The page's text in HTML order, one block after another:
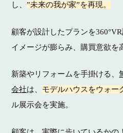
し、”未来の我が家”を再現。
顧客が設計したプランを
イメージが膨らみ、購買意欲を
新築やリフォームを手掛ける、
会社は、 モデルハウスをウォー
ル展示会を実施。